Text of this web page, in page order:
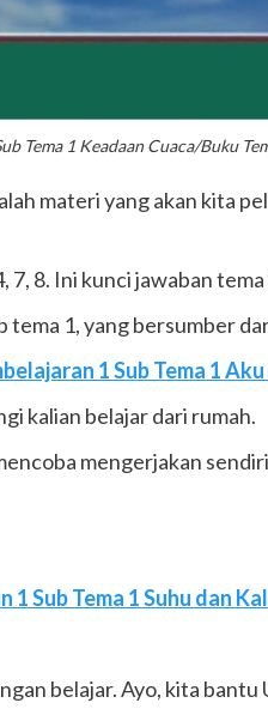
Tema 1 Keadaan Cuaca/Buku
materi yang akan kita
8. Ini kunci jawaban tema
tema 1, yang bersumber
1 Sub Tema 1
kalian belajar dari rumah.
mengerjakan
1 Sub Tema 1 Suhu dan
belajar. Ayo, kita